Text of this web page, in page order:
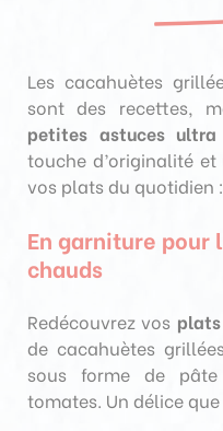
Les cacahuètes
sont des recettes,
petites astuces ultra
touche d’originalité
vos plats du quotidien :
En garniture pour
chauds
Redécouvrez vos
de cacahuètes
sous forme de
tomates. Un délice